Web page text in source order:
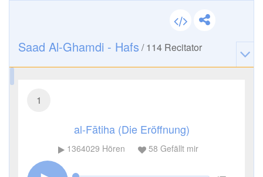
Saad Al-Ghamdi - Hafs /114 Recitator
1
al-Fātiha (Die Eröffnung)
1364029 Hören 58 Gefällt mir